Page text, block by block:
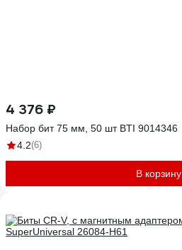
4 376 ₽
Набор бит 75 мм, 50 шт BTI 9014346
4.2(6)
В корзину